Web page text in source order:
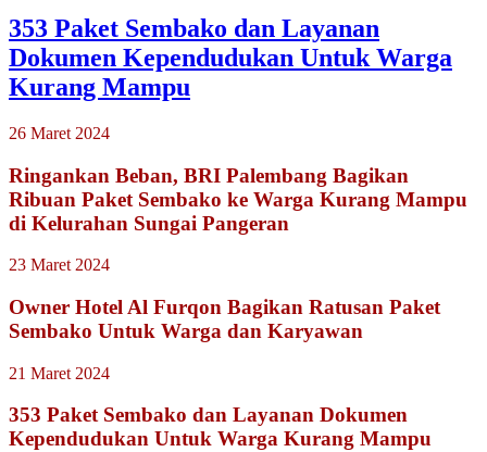
353 Paket Sembako dan Layanan
Dokumen Kependudukan Untuk Warga
Kurang Mampu
26 Maret 2024
Ringankan Beban, BRI Palembang Bagikan
Ribuan Paket Sembako ke Warga Kurang Mampu
di Kelurahan Sungai Pangeran
23 Maret 2024
Owner Hotel Al Furqon Bagikan Ratusan Paket
Sembako Untuk Warga dan Karyawan
21 Maret 2024
353 Paket Sembako dan Layanan Dokumen
Kependudukan Untuk Warga Kurang Mampu